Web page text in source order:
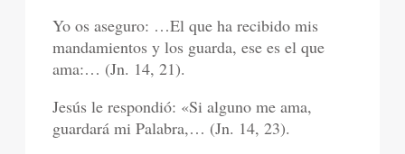
Yo os aseguro: …El que ha recibido mis
mandamientos y los guarda, ese es el que
ama:… (Jn. 14, 21).
Jesús le respondió: «Si alguno me ama,
guardará mi Palabra,… (Jn. 14, 23).